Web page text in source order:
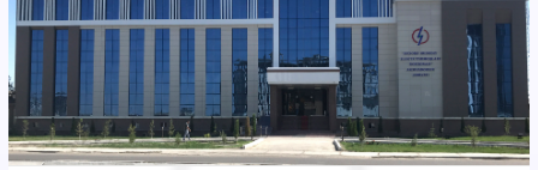
AJ
“Buxoro
hududiy